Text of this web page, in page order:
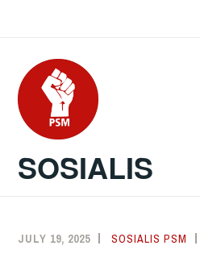
content
SOSIALIS
JULY 19, 2025 SOSIALIS PSM